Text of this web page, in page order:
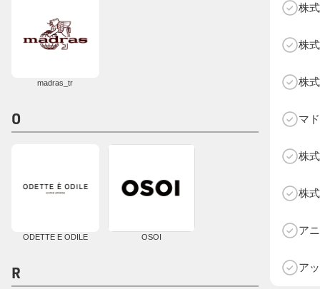
株
株
株
マ
株
株
ア
ア
madras_tr
O
ODETTE E ODILE OSOI
R
C
F
I